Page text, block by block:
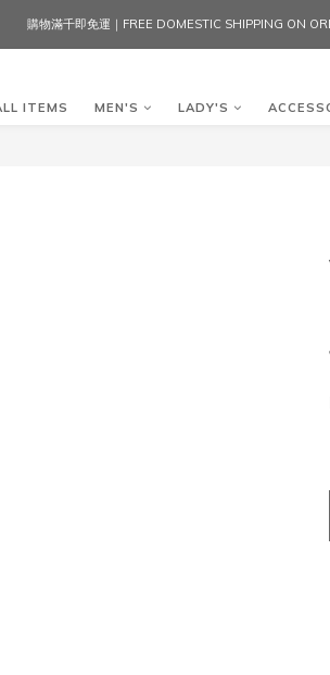
購物滿千即免運｜FREE DOMESTIC SHIPPING ON
ITEMS MEN'S LADY'S